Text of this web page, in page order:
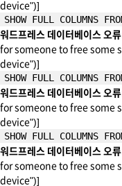
device")]
SHOW FULL COLUMNS
워드프레스 데이터베이스 오
for someone to free some
device")]
SHOW FULL COLUMNS
워드프레스 데이터베이스 오
for someone to free some
device")]
SHOW FULL COLUMNS
워드프레스 데이터베이스 오
for someone to free some
device")]